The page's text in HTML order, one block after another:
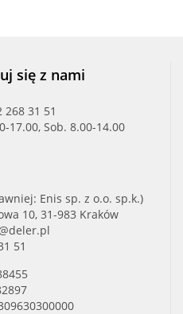
się z nami
268 31 51
17.00, Sob. 8.00-14.00
Enis sp. z o.o. sp.k.)
10, 31-983 Kraków
51